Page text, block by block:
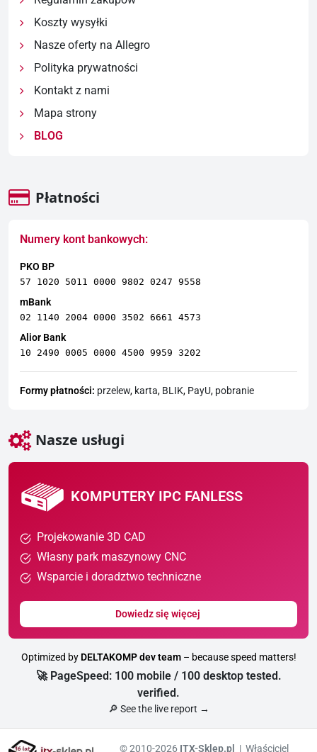
Koszty wysyłki
Nasze oferty na Allegro
Polityka prywatności
Kontakt z nami
Mapa strony
BLOG
Płatności
Numery kont bankowych:
PKO BP
57 1020 5011 0000 9802 0247 9558
mBank
02 1140 2004 0000 3502 6661 4573
Alior Bank
10 2490 0005 0000 4500 9959 3202
Formy płatności: przelew, karta, BLIK, PayU, pobranie
Nasze usługi
KOMPUTERY IPC FANLESS
Projekowanie 3D CAD
Własny park maszynowy CNC
Wsparcie i doradztwo techniczne
Dowiedz się więcej
Optimized by DELTAKOMP dev team– because speed matters!
🚀 PageSpeed: 100 mobile / 100 desktop tested.
verified.
🔎 See the live report →
© 2010-2026 ITX-Sklep.pl | Właściciel